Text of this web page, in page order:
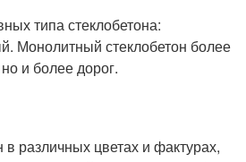
типа стеклобетона:
Монолитный стеклобетон более
и более дорог.
в различных цветах и фактурах,